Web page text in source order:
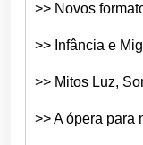
>> Novos
>> Infância e
>> Mitos Luz,
>> A ópera para